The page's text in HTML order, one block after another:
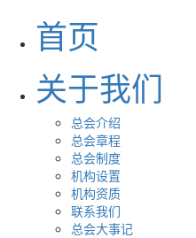
首页
关于我们
总会介绍
总会章程
总会制度
机构设置
机构资质
联系我们
总会大事记